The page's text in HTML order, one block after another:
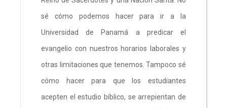
sé cómo podemos hacer para ir a la
Universidad de Panamá a predicar el
evangelio con nuestros horarios laborales y
otras limitaciones que tenemos. Tampoco sé
cómo hacer para que los estudiantes
acepten el estudio bíblico, se arrepientan de